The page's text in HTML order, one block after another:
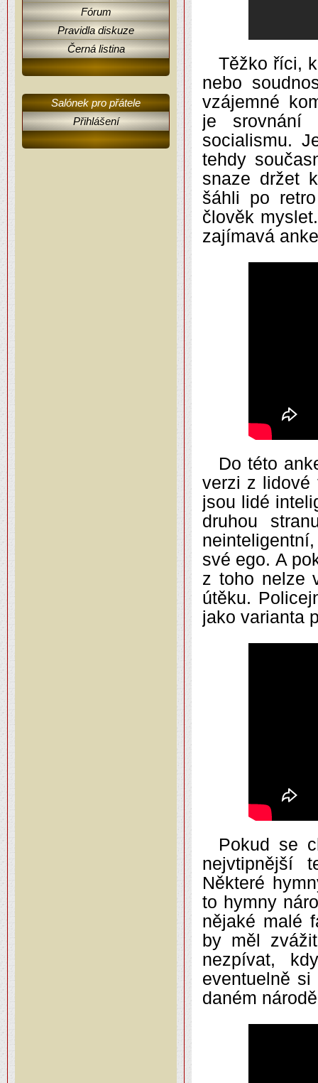
Fórum
Pravidla diskuze
Černá listina
Salónek pro přátele
Přihlášení
Těžko říci,
nebo
vzájemné
je srovnání
socialismu.
tehdy
snaze držet
šáhli po
člověk
zajímavá
Do této
verzi z lidové
jsou lidé
druhou
své ego. A
z toho nelze
útěku.
jako varianta
Pokud se
nejvtipnější
Některé
to hymny
nějaké malé
by měl
nezpívat,
eventuelně
daném